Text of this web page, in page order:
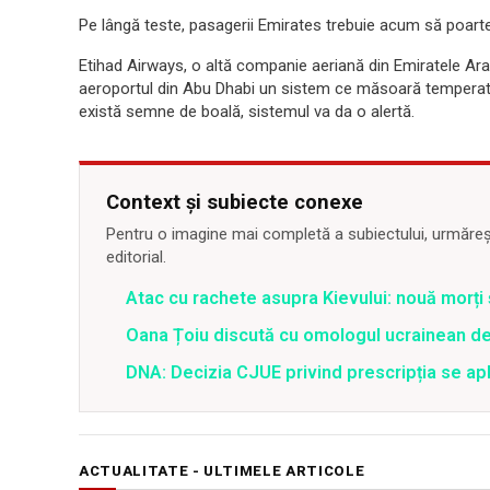
Pe lângă teste, pasagerii Emirates trebuie acum să
Etihad Airways, o altă companie aeriană din Emiratele
aeroportul din Abu Dhabi un sistem ce măsoară
există semne de boală, sistemul va da o alertă.
Context și subiecte conexe
Pentru o imagine mai completă a subiectului,
editorial.
Atac cu rachete asupra Kievului: nouă
Oana Țoiu discută cu omologul ucrainean
DNA: Decizia CJUE privind prescripția se
ACTUALITATE - ULTIMELE ARTICOLE